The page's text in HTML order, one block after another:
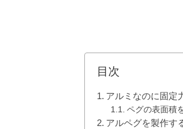
目次
アルミなのに固定
ペグの表面積
アルペグを製作す